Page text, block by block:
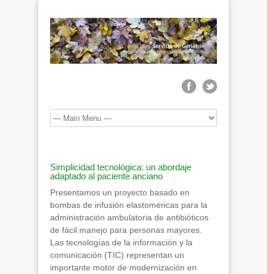
Simplicidad tecnológica: un abordaje
adaptado al paciente anciano
Presentamos un proyecto basado en
bombas de infusión elastoméricas para la
administración ambulatoria de antibióticos
de fácil manejo para personas mayores.
Las tecnologías de la información y la
comunicación (TIC) representan un
importante motor de modernización en